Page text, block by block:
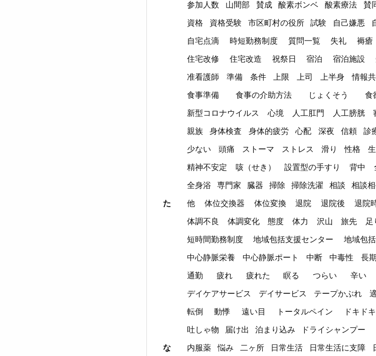
参加人数 山間部 賛成 酸素ボンベ 酸素療法 賛
資格 資格受験 市区町村の役所 試験 自己嫌悪
自宅点滴 時短勤務制度 質問一覧 失礼 褥瘡
住宅改修 住宅改造 祝祭日 宿泊 宿泊施設
准看護師 準備 条件 上限 上司 上半身 情報
食事準備 食事の介助方法 じょくそう 食
新型コロナウイルス 心境 人工肛門 人工膀胱
親族 身体検査 身体的疲労 心配 深夜 信頼 診
少ない 頭痛 ストーマ ストレス 滑り 性格
精神不安定 咳（せき） 設置型の手すり 背中
全身浴 専門家 臓器 掃除 掃除洗濯 相談 相談
た 他 体位交換器 体位変換 退院 退院後 退院
体調不良 体調変化 態度 体力 沢山 旅先 足
短時間勤務制度 地域包括支援センター 地域包
中心静脈栄養 中心静脈ポート 中断 中毒性 長
通勤 疲れ 疲れた 瞑る つらい 辛い
デイケアサービス デイサービス テープかぶれ
転倒 動悸 遠い目 トータルペイン ドキドキ
吐しゃ物 届け出 泊まり込み ドライシャンプー
な 内服薬 悩み 二ヶ所 日常生活 日常生活に支障